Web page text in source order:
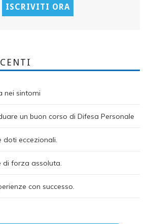
nei sintomi
un buon corso di Difesa Personale
doti eccezionali.
di forza assoluta.
con successo.